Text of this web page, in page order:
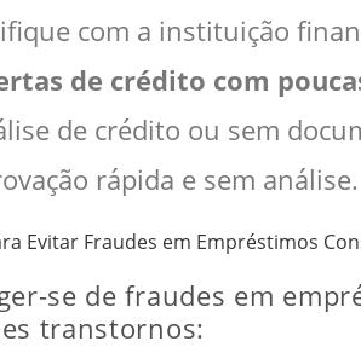
com a instituição
de crédito com
de crédito ou sem
rápida e sem análise.
Evitar Fraudes em Empréstimos
se de fraudes em
transtornos: